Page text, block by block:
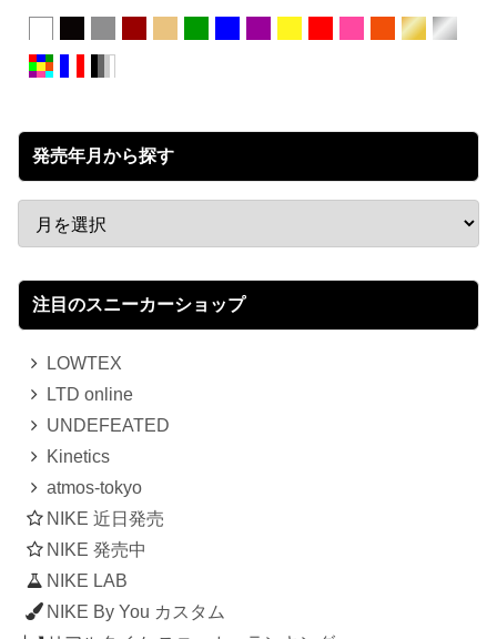
発売年月から探す
注目のスニーカーショップ
LOWTEX
LTD online
UNDEFEATED
Kinetics
atmos-tokyo
NIKE 近日発売
NIKE 発売中
NIKE LAB
NIKE By You カスタム